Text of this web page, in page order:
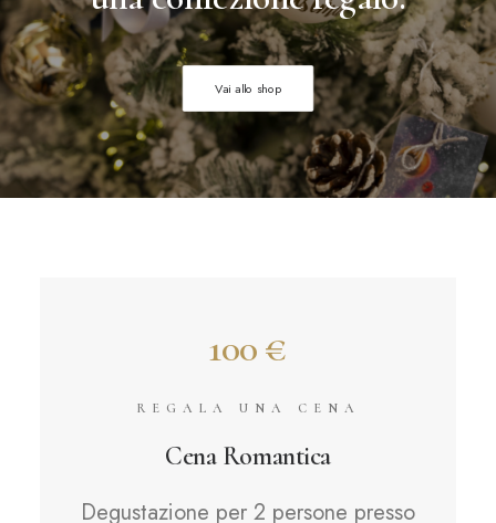
Vai allo shop
100 €
REGALA UNA CENA
Cena Romantica
Degustazione per 2 persone presso